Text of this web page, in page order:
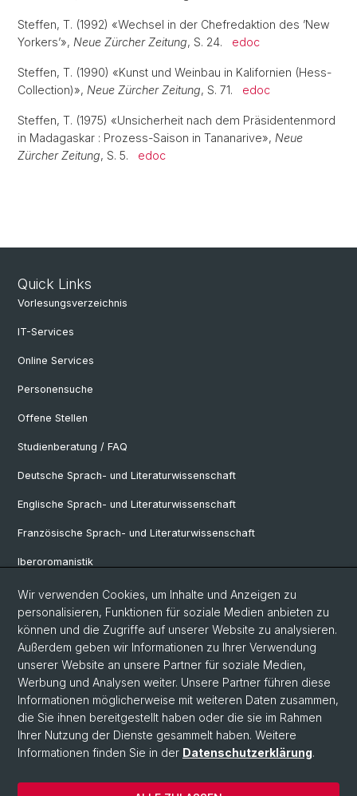
Steffen, T. (1992) «Wechsel in der Chefredaktion des ’New
Yorkers’», Neue Zürcher Zeitung, S. 24. edoc
Steffen, T. (1990) «Kunst und Weinbau in Kalifornien (Hess-
Collection)», Neue Zürcher Zeitung, S. 71. edoc
Steffen, T. (1975) «Unsicherheit nach dem Präsidentenmord
in Madagaskar : Prozess-Saison in Tananarive», Neue
Zürcher Zeitung, S. 5. edoc
Quick Links
Vorlesungsverzeichnis
IT-Services
Online Services
Personensuche
Offene Stellen
Studienberatung / FAQ
Deutsche Sprach- und Literaturwissenschaft
Englische Sprach- und Literaturwissenschaft
Französische Sprach- und Literaturwissenschaft
Iberoromanistik
Italianistik
Nordistik
Osteuropa-Studien
Slavic Studies
© Universität Basel
Datenschutzerklärung
Philosophisch-Historische Fakultät
Wir verwenden Cookies, um Inhalte und Anzeigen zu
personalisieren, Funktionen für soziale Medien anbieten zu
können und die Zugriffe auf unserer Website zu analysieren.
Außerdem geben wir Informationen zu Ihrer Verwendung
unserer Website an unsere Partner für soziale Medien,
Werbung und Analysen weiter. Unsere Partner führen diese
Informationen möglicherweise mit weiteren Daten zusammen,
die Sie ihnen bereitgestellt haben oder die sie im Rahmen
Ihrer Nutzung der Dienste gesammelt haben. Weitere
Informationen finden Sie in der Datenschutzerklärung.